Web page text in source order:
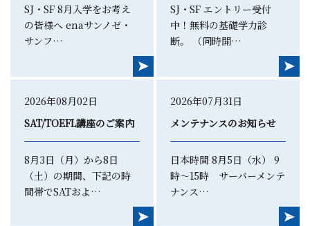
SJ・SF 8月入学をお考え
の皆様へ enaサンノゼ・
サンフ…
SJ・SF エントリー受付
中！無料の基礎学力診
断。 （同時開…
2026年08月02日
SAT/TOEFL講座のご案内
8月3日（月）から8日
（土）の期間、下記の時
間帯でSATおよ…
2026年07月31日
メンテナンスのお知らせ
日本時間 8月5日（水） 9
時～15時 サーバーメンテ
ナンス…